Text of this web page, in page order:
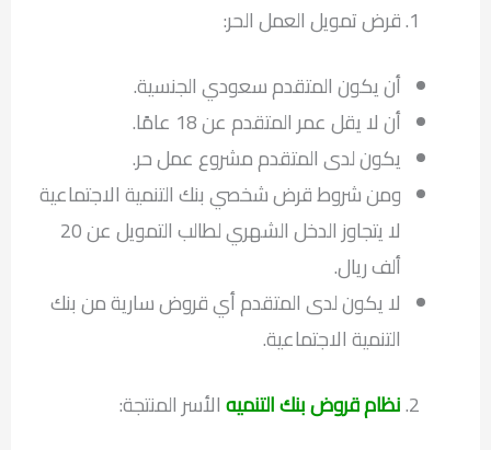
قرض تمويل العمل الحر:
أن يكون المتقدم سعودي الجنسية.
أن لا يقل عمر المتقدم عن 18 عامًا.
يكون لدى المتقدم مشروع عمل حر.
ومن شروط قرض شخصي بنك التنمية الاجتماعية
لا يتجاوز الدخل الشهري لطالب التمويل عن 20
ألف ريال.
لا يكون لدى المتقدم أي قروض سارية من بنك
التنمية الاجتماعية.
نظام قروض بنك التنميهالأسر المنتجة: